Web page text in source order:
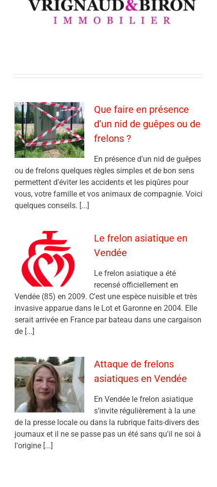
Que faire en présence
d’un nid de guêpes ou de
frelons ?
En présence d'un nid de guêpes
ou de frelons quelques règles simples et de bon sens
permettent d'éviter les accidents et les piqûres pour
vous, votre famille et vos animaux de compagnie. Voici
quelques conseils. [...]
Le frelon asiatique en
Vendée
Le frelon asiatique a été
recensé officiellement en
Vendée (85) en 2009. C'est une espèce nuisible et très
invasive apparue dans le Lot et Garonne en 2004. Elle
serait arrivée en France par bateau dans une cargaison
de [...]
Attaque de frelons
asiatiques en Vendée
En Vendée le frelon asiatique
s'invite régulièrement à la une
de la presse locale ou dans la rubrique faits-divers des
journaux et il ne se passe pas un été sans qu'il ne soi à
l'origine [...]